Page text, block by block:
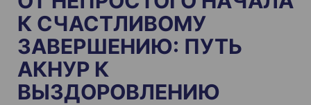
К СЧАСТЛИВОМУ
ЗАВЕРШЕНИЮ: ПУТЬ
АКНУР К
ВЫЗДОРОВЛЕНИЮ